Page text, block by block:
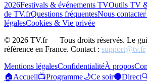
2026Festivals & événements TVOutils TV
de TV.frQuestions fréquentesNous contacter
légalesCookies & Vie privée
© 2026 TV.fr — Tous droits réservés. Le
référence en France. Contact : support@tv.fr
Mentions légalesConfidentialitéÀ propos
🏠Accueil📺Programme🌙Ce soir🔴Direct